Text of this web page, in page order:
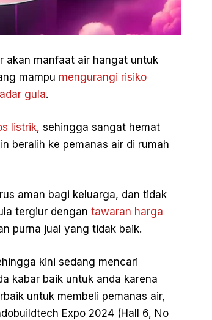
akan manfaat air hangat untuk
mampu mengurangi risiko
gula.
listrik, sehingga sangat hemat
beralih ke pemanas air di rumah
aman bagi keluarga, dan tidak
tergiur dengan tawaran harga
purna jual yang tidak baik.
kini sedang mencari
kabar baik untuk anda karena
untuk membeli pemanas air,
Expo 2024 (Hall 6, No